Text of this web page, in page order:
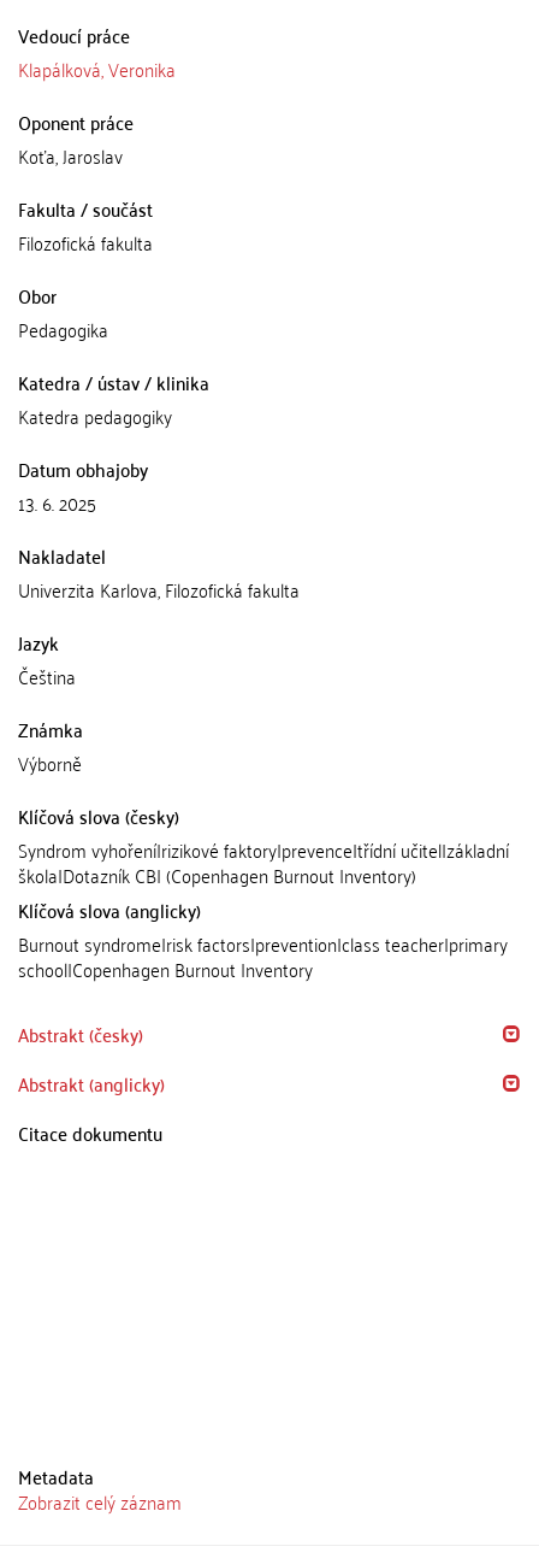
Vedoucí práce
Klapálková, Veronika
Oponent práce
Koťa, Jaroslav
Fakulta / součást
Filozofická fakulta
Obor
Pedagogika
Katedra / ústav / klinika
Katedra pedagogiky
Datum obhajoby
13. 6. 2025
Nakladatel
Univerzita Karlova, Filozofická fakulta
Jazyk
Čeština
Známka
Výborně
Klíčová slova (česky)
Syndrom vyhoření|rizikové faktory|prevence|třídní učitel|základní
škola|Dotazník CBI (Copenhagen Burnout Inventory)
Klíčová slova (anglicky)
Burnout syndrome|risk factors|prevention|class teacher|primary
school|Copenhagen Burnout Inventory
Abstrakt (česky)
Abstrakt (anglicky)
Citace dokumentu
Metadata
Zobrazit celý záznam